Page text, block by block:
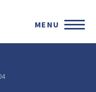
MENU